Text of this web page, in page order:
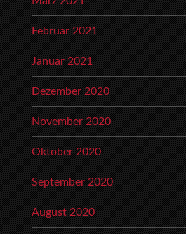
Februar 2021
Januar 2021
Dezember 2020
November 2020
Oktober 2020
September 2020
August 2020